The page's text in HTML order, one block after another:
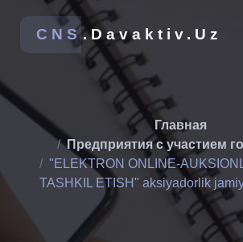
CNS .Davaktiv.Uz
Главная
Предприятия с участием
"ELEKTRON ONLINE-
TASHKIL ETISH" aksiyadorlik